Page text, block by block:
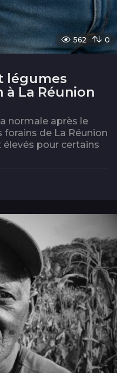
562 0
légumes
La Réunion
normale après le
forains de La Réunion
élevés pour certains